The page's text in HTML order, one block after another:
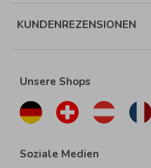
KUNDENREZENSIONEN
Unsere Shops
Soziale Medien